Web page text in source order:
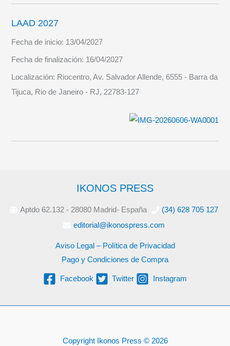
LAAD 2027
Fecha de inicio: 13/04/2027
Fecha de finalización: 16/04/2027
Localización: Riocentro, Av. Salvador Allende, 6555 - Barra da
Tijuca, Rio de Janeiro - RJ, 22783-127
IKONOS PRESS
Aptdo 62.132 - 28080 Madrid- España
(34) 628 705 127
editorial@ikonospress.com
Aviso Legal – Política de Privacidad
Pago y Condiciones de Compra
Facebook Twitter Instagram
Copyright Ikonos Press © 2026